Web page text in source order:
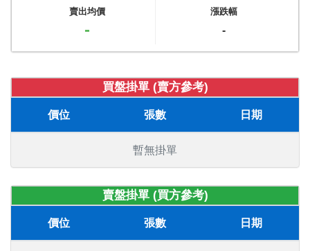
賣出均價
-
漲跌幅
-
買盤掛單 (賣方參考)
價位 張數 日期
暫無掛單
賣盤掛單 (買方參考)
價位 張數 日期